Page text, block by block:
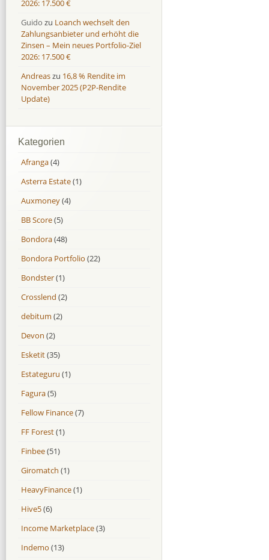
2026: 17.500 €
Guido zu Loanch wechselt den
Zahlungsanbieter und erhöht die
Zinsen – Mein neues Portfolio-Ziel
2026: 17.500 €
Andreaszu 16,8 % Rendite im
November 2025 (P2P-Rendite
Update)
Kategorien
Afranga(4)
Asterra Estate(1)
Auxmoney(4)
BB Score(5)
Bondora(48)
Bondora Portfolio (22)
Bondster(1)
Crosslend (2)
debitum (2)
Devon (2)
Esketit(35)
Estateguru (1)
Fagura(5)
Fellow Finance(7)
FF Forest(1)
Finbee(51)
Giromatch (1)
HeavyFinance(1)
Hive5(6)
Income Marketplace(3)
Indemo (13)